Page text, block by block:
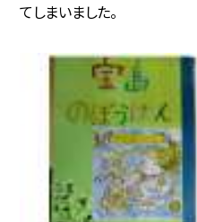
てしまいました。